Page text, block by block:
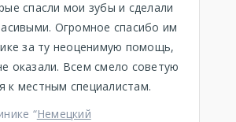
спасли мои зубы и сделали
Огромное спасибо им
за ту неоценимую помощь,
оказали. Всем смело советую
к местным специалистам.
“Немецкий